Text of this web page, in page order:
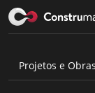
Projetos e Obras